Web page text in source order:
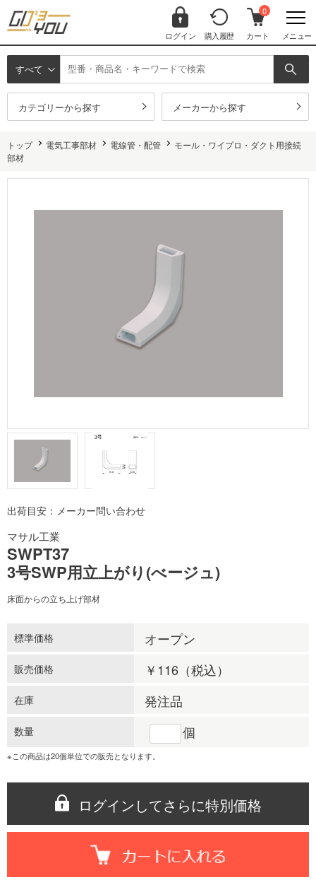
ログイン 購入履歴
0
カート メニュー
すべて
カテゴリーから探す メーカーから探す
トップ 電気工事部材 電線管・配管
モール・ワイプロ・ダクト用接続
部材
出荷目安：メーカー問い合わせ
マサル工業
SWPT37
3号SWP用立上がり(べージュ)
床面からの立ち上げ部材
標準価格 オープン
販売価格 ￥116（税込）
在庫 発注品
数量 個
※この商品は20個単位での販売となります。
ログインしてさらに特別価格